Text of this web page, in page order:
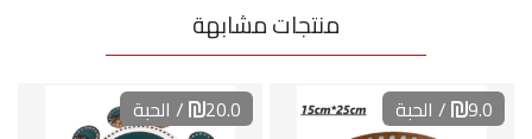
منتجات مشابهة
9.0 / الحبة 20.0 / الحبة